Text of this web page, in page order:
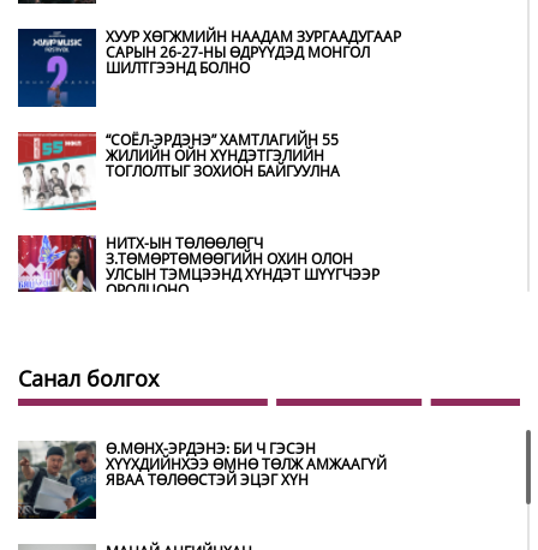
ХУУР ХӨГЖМИЙН НААДАМ ЗУРГААДУГААР
САРЫН 26-27-НЫ ӨДРҮҮДЭД МОНГОЛ
ШИЛТГЭЭНД БОЛНО
“СОЁЛ-ЭРДЭНЭ” ХАМТЛАГИЙН 55
ЖИЛИЙН ОЙН ХҮНДЭТГЭЛИЙН
ТОГЛОЛТЫГ ЗОХИОН БАЙГУУЛНА
НИТХ-ЫН ТӨЛӨӨЛӨГЧ
З.ТӨМӨРТӨМӨӨГИЙН ОХИН ОЛОН
УЛСЫН ТЭМЦЭЭНД ХҮНДЭТ ШҮҮГЧЭЭР
ОРОЛЦОНО
ШАЛГАРЧЭЭ
МУГЖ Э.ЛХАГВА-ОЧИР НАЛАЙХ
ДҮҮРГИЙН 43 ДАХЬ ХҮНДЭТ ИРГЭН
БОЛЖЭЭ
Санал болгох
Ө.МӨНХ-ЭРДЭНЭ: БИ Ч ГЭСЭН
ХҮҮХДИЙНХЭЭ ӨМНӨ ТӨЛЖ АМЖААГҮЙ
ЯВАА ТӨЛӨӨСТЭЙ ЭЦЭГ ХҮН